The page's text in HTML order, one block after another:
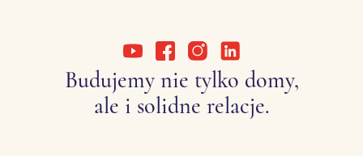
Budujemy nie tylko domy,
ale i solidne relacje.